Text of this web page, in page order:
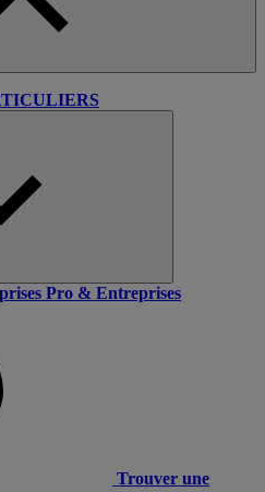
Pro & Entreprises
Trouver une